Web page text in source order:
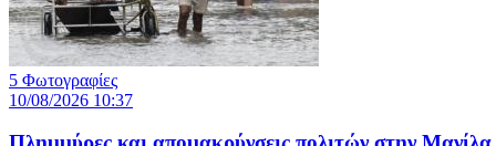
5 Φωτογραφίες
10/08/2026 10:37